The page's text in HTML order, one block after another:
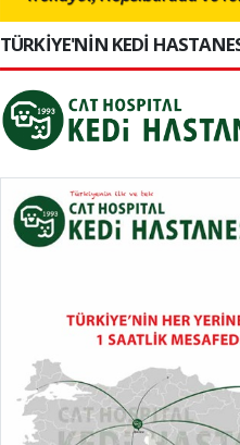
TÜRKİYE'NİN KEDİ